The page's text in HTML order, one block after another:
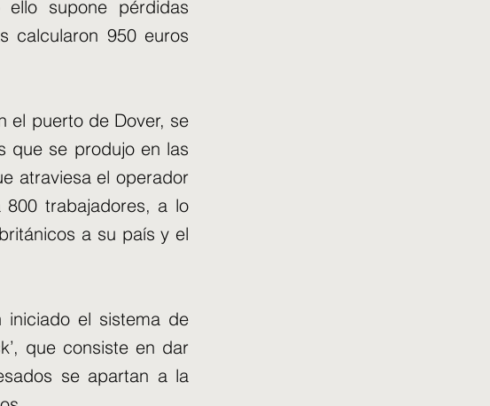
supone pérdidas
calcularon 950 euros
el puerto de Dover, se
que se produjo en las
atraviesa el operador
trabajadores, a lo
a su país y el
iniciado el sistema de
que consiste en dar
se apartan a la